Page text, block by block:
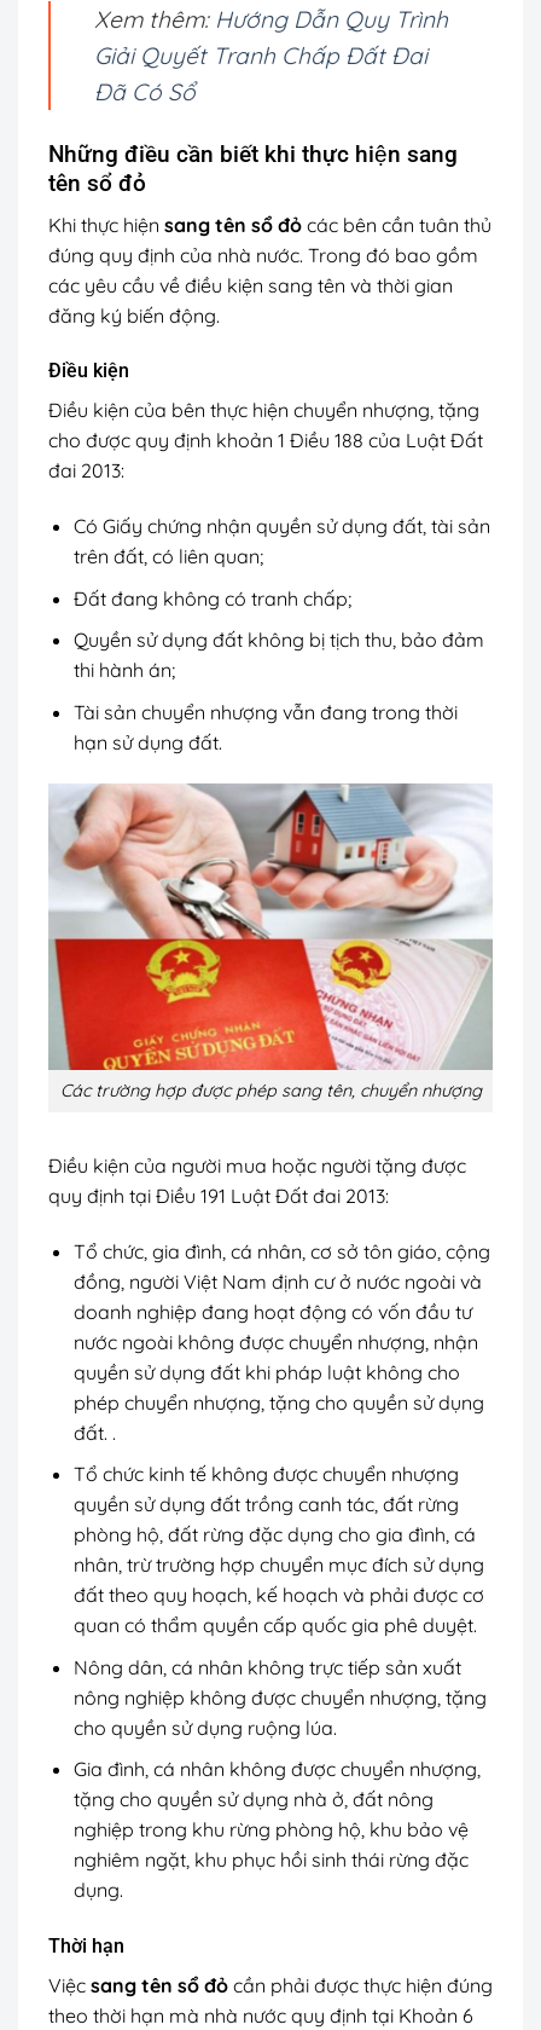
Xem thêm: Hướng Dẫn Quy Trình
Giải Quyết Tranh Chấp Đất Đai
Đã Có Sổ
Những điều cần biết khi thực hiện sang
tên sổ đỏ
Khi thực hiện sang tên sổ đỏ các bên cần tuân thủ
đúng quy định của nhà nước. Trong đó bao gồm
các yêu cầu về điều kiện sang tên và thời gian
đăng ký biến động.
Điều kiện
Điều kiện của bên thực hiện chuyển nhượng, tặng
cho được quy định khoản 1 Điều 188 của Luật Đất
đai 2013:
Có Giấy chứng nhận quyền sử dụng đất, tài sản
trên đất, có liên quan;
Đất đang không có tranh chấp;
Quyền sử dụng đất không bị tịch thu, bảo đảm
thi hành án;
Tài sản chuyển nhượng vẫn đang trong thời
hạn sử dụng đất.
Các trường hợp được phép sang tên, chuyển nhượng
Điều kiện của người mua hoặc người tặng được
quy định tại Điều 191 Luật Đất đai 2013:
Tổ chức, gia đình, cá nhân, cơ sở tôn giáo, cộng
đồng, người Việt Nam định cư ở nước ngoài và
doanh nghiệp đang hoạt động có vốn đầu tư
nước ngoài không được chuyển nhượng, nhận
quyền sử dụng đất khi pháp luật không cho
phép chuyển nhượng, tặng cho quyền sử dụng
đất. .
Tổ chức kinh tế không được chuyển nhượng
quyền sử dụng đất trồng canh tác, đất rừng
phòng hộ, đất rừng đặc dụng cho gia đình, cá
nhân, trừ trường hợp chuyển mục đích sử dụng
đất theo quy hoạch, kế hoạch và phải được cơ
quan có thẩm quyền cấp quốc gia phê duyệt.
Nông dân, cá nhân không trực tiếp sản xuất
nông nghiệp không được chuyển nhượng, tặng
cho quyền sử dụng ruộng lúa.
Gia đình, cá nhân không được chuyển nhượng,
tặng cho quyền sử dụng nhà ở, đất nông
nghiệp trong khu rừng phòng hộ, khu bảo vệ
nghiêm ngặt, khu phục hồi sinh thái rừng đặc
dụng.
Thời hạn
Việc sang tên sổ đỏ cần phải được thực hiện đúng
theo thời hạn mà nhà nước quy định tại Khoản 6